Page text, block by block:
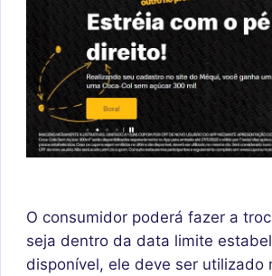
O consumidor poderá fazer a
seja dentro da data limite
disponível, ele deve ser utilizado